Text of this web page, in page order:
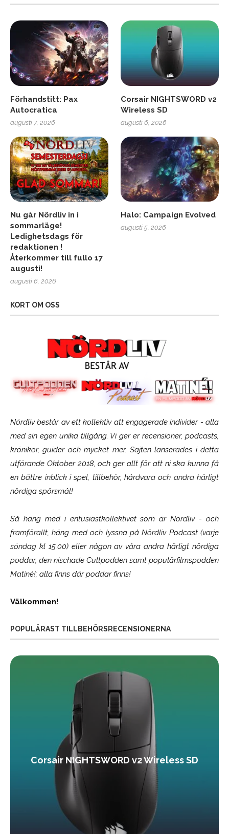
Förhandstitt: Pax
Autocratica
augusti 7, 2026
Corsair NIGHTSWORD v2
Wireless SD
augusti 6, 2026
Nu går Nördliv in i
sommarläge!
Ledighetsdags för
redaktionen !
Återkommer till fullo 17
augusti!
augusti 6, 2026
Halo: Campaign Evolved
augusti 5, 2026
KORT OM OSS
Nördliv består av ett kollektiv att engagerade individer - alla
med sin egen unika tillgång. Vi ger er recensioner, podcasts,
krönikor, guider och mycket mer. Sajten lanserades i detta
utförande Oktober 2018, och ger allt för att ni ska kunna få
en bättre inblick i spel, tillbehör, hårdvara och andra härligt
nördiga spörsmål!
Så häng med i entusiastkollektivet som ärNördliv- och
framförallt, häng med och lyssna på Nördliv Podcast (varje
söndag kl 15.00) eller någon av våra andra härligt nördiga
poddar, den nischade Cultpodden samt populärfilmspodden
Matiné!; alla finns där poddar finns!
Välkommen!
POPULÄRAST TILLBEHÖRSRECENSIONERNA
Corsair NIGHTSWORD v2 Wireless SD